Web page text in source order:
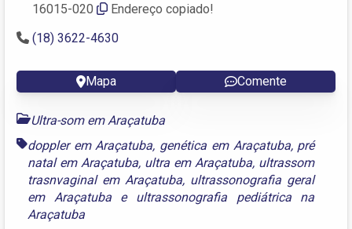
16015-020
Endereço copiado!
(18) 3622-4630
Mapa Comente
Ultra-som em Araçatuba
doppler em Araçatuba, genética em Araçatuba, pré
natal em Araçatuba, ultra em Araçatuba, ultrassom
trasnvaginal em Araçatuba, ultrassonografia geral
em Araçatubae ultrassonografia pediátrica na
Araçatuba